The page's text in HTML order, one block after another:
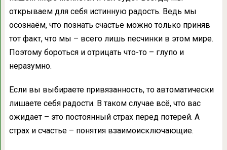
открываем для себя истинную радость. Ведь мы
осознаём, что познать счастье можно только приняв
тот факт, что мы – всего лишь песчинки в этом мире.
Поэтому бороться и отрицать что-то – глупо и
неразумно.
Если вы выбираете привязанность, то автоматически
лишаете себя радости. В таком случае всё, что вас
ожидает – это постоянный страх перед потерей. А
страх и счастье – понятия взаимоисключающие.